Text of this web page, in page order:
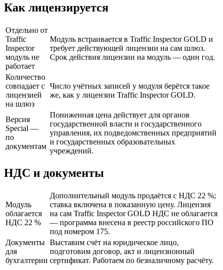
Как лицензируется
Отдельно от
Traffic
Inspector
модуль не
работает
Модуль встраивается в Traffic Inspector GOLD и
требует действующей лицензии на сам шлюз.
Срок действия лицензии на модуль — один год.
Количество
совпадает с
лицензией
на шлюз
Число учётных записей у модуля берётся такое
же, как у лицензии Traffic Inspector GOLD.
Версия
Special —
по
документам
Пониженная цена действует для органов
государственной власти и государственного
управления, их подведомственных предприятий
и государственных образовательных
учреждений.
НДС и документы
Модуль
облагается
НДС 22 %
Дополнительный модуль продаётся с НДС 22 %;
ставка включена в показанную цену. Лицензия
на сам Traffic Inspector GOLD НДС не облагается
— программа внесена в реестр российского ПО
под номером 175.
Документы
для
бухгалтерии
Выставим счёт на юридическое лицо,
подготовим договор, акт и лицензионный
сертификат. Работаем по безналичному расчёту.